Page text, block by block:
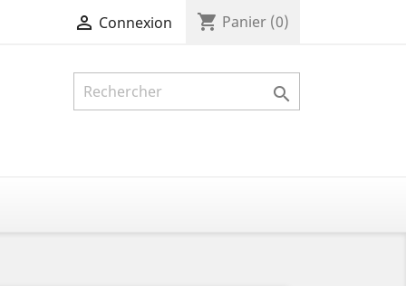
 Connexion shopping_cart Panier (0)
